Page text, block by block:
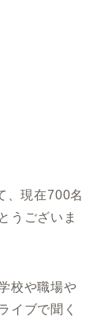
、現在700名
うございま
校や職場や
イブで聞く